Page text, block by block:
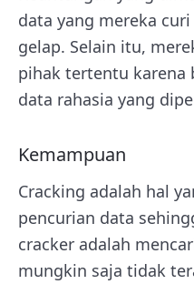
data yang mereka
gelap. Selain itu,
pihak tertentu karena
data rahasia yang
Kemampuan
Cracking adalah hal
pencurian data
cracker adalah
mungkin saja tidak